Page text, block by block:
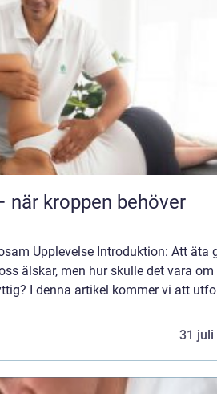
när kroppen behöver
Upplevelse Introduktion: Att äta
älskar, men hur skulle det vara om
I denna artikel kommer vi att
31 juli